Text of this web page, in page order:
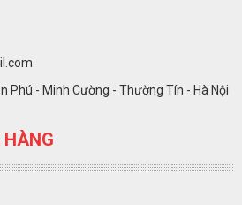
Phú - Minh Cường - Thường Tín - Hà Nội
HÀNG